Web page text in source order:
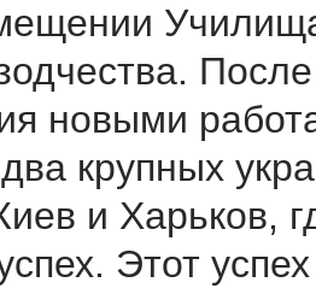
новыми
крупных
и Харьков,
Этот